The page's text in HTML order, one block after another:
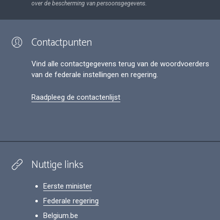
over de bescherming van persoonsgegevens.
Contactpunten
Vind alle contactgegevens terug van de woordvoerders
van de federale instellingen en regering.
Raadpleeg de contactenlijst
Nuttige links
Eerste minister
Federale regering
Belgium.be